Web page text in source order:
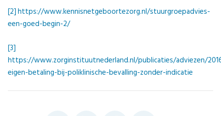
[2]https://www.kennisnetgeboortezorg.nl/stuurgroepadvies-
een-goed-begin-2/
[3]
https://www.zorginstituutnederland.nl/publicaties/adviezen/
eigen-betaling-bij-poliklinische-bevalling-zonder-indicatie